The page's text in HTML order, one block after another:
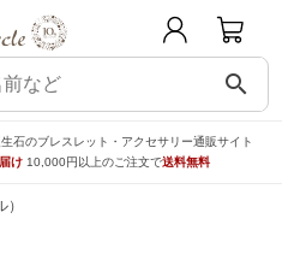
search
石のブレスレット・アクセサリー通販サイト
け 10,000円以上のご注文で送料無料